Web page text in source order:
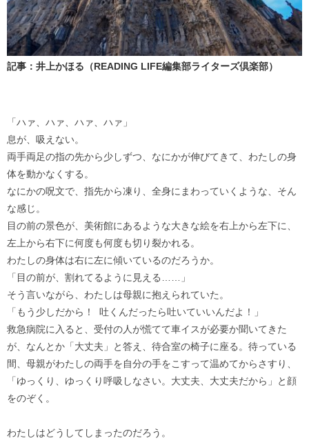
記事：井上かほる（READING LIFE編集部ライターズ倶楽部）
「ハァ、ハァ、ハァ、ハァ」
息が、吸えない。
両手両足の指の先から少しずつ、なにかが伸びてきて、わたしの身
体を動かなくする。
なにかの呪文で、指先から凍り、全身にまわっていくような、そん
な感じ。
目の前の景色が、美術館にあるような大きな絵を右上から左下に、
左上から右下に何度も何度も切り裂かれる。
わたしの身体は右に左に傾いているのだろうか。
「目の前が、割れてるように見える……」
そう言いながら、わたしは母親に抱えられていた。
「もう少しだから！ 吐くんだったら吐いていいんだよ！」
救急病院に入ると、受付の人が慌てて車イスが必要か聞いてきた
が、なんとか「大丈夫」と答え、待合室の椅子に座る。待っている
間、母親がわたしの両手を自分の手をこすって温めてからさすり、
「ゆっくり、ゆっくり呼吸しなさい。大丈夫、大丈夫だから」と顔
をのぞく。
わたしはどうしてしまったのだろう。